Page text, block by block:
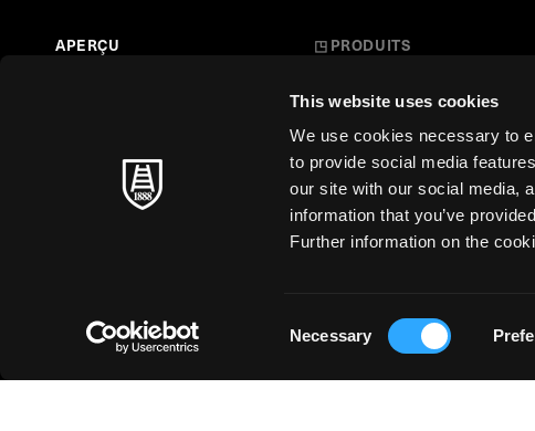
This website uses cookies
We use cookies necessary to
to provide social media
our site with our social media,
information that you’ve
Further information on the
Necessary
APERÇU
MAÎTRES INTEMPORELS
◳ PRODUITS
Papiers créations
Papeterie
Edition d’art